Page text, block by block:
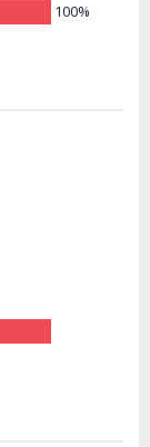
100%